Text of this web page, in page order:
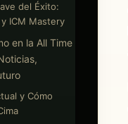
del Éxito:
ICM Mastery
en la All Time
y Cómo